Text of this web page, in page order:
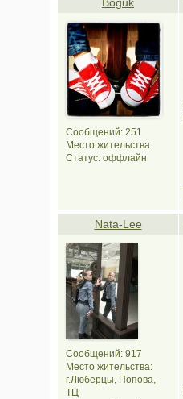
Сообщений: 251
Место жительства:
Статус: оффлайн
Nata-Lee
Сообщений: 917
Место жительства:
г.Люберцы, Попова,
ТЦ